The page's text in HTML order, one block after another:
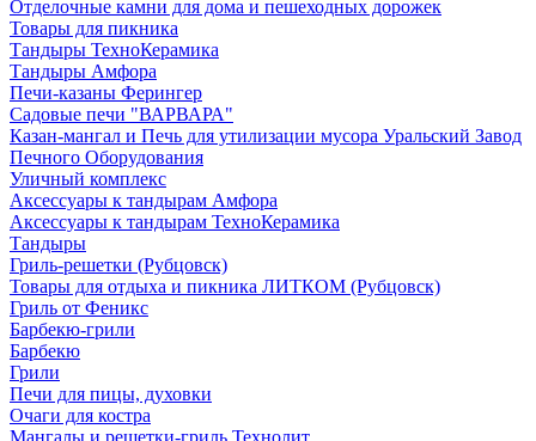
Отделочные камни для дома и пешеходных дорожек
Товары для пикника
Тандыры ТехноКерамика
Тандыры Амфора
Печи-казаны Ферингер
Садовые печи "ВАРВАРА"
Казан-мангал и Печь для утилизации мусора Уральский Завод
Печного Оборудования
Уличный комплекс
Аксессуары к тандырам Амфора
Аксессуары к тандырам ТехноКерамика
Тандыры
Гриль-решетки (Рубцовск)
Товары для отдыха и пикника ЛИТКОМ (Рубцовск)
Гриль от Феникс
Барбекю-грили
Барбекю
Грили
Печи для пицы, духовки
Очаги для костра
Мангалы и решетки-гриль Технолит